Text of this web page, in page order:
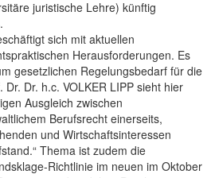
juristische Lehre) künftig
sich mit aktuellen
Herausforderungen. Es
gesetzlichen Regelungsbedarf für die
Dr. h.c. VOLKER LIPP sieht hier
Ausgleich zwischen
Berufsrecht einerseits,
und Wirtschaftsinteressen
Thema ist zudem die
Richtlinie im neuen im Oktober